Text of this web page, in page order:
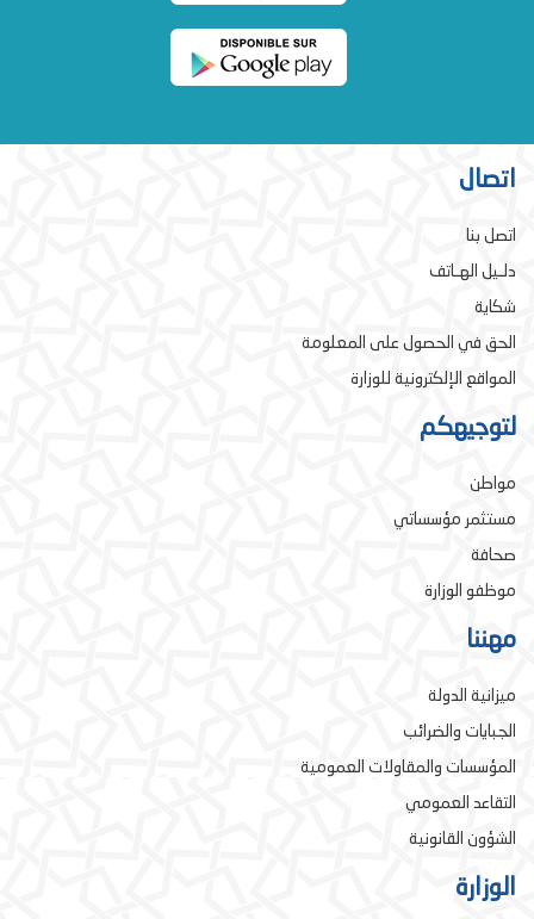
اتصال
اتصل بنا
دلـيل الهـاتف
شكاية
الحق في الحصول على المعلومة
المواقع الإلكترونية للوزارة
لتوجيهكم
مواطن
مستثمر مؤسساتي
صحافة
موظفو الوزارة
مهننا
ميزانية الدولة
الجبايات والضرائب
المؤسسات والمقاولات العمومية
التقاعد العمومي
الشؤون القانونية
الوزارة